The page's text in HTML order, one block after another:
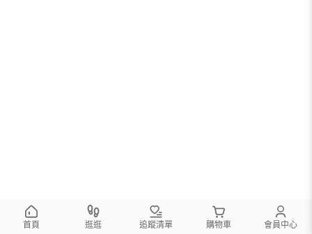
首頁 逛逛 追蹤清單 購物車 會員中心